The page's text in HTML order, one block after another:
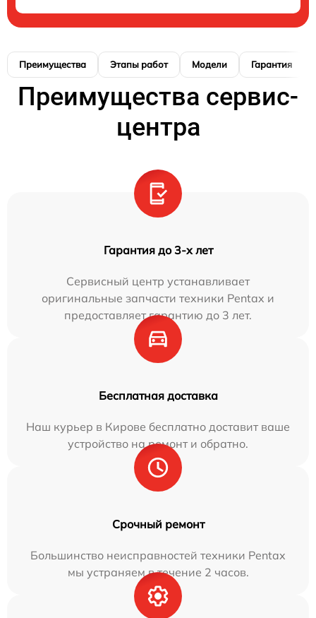
Преимущества Этапы работ Модели Гарантия
Преимущества сервис-
центра
Гарантия до 3-х лет
Сервисный центр устанавливает
оригинальные запчасти техники Pentax и
предоставляет гарантию до 3 лет.
Бесплатная доставка
Наш курьер в Кирове бесплатно доставит ваше
устройство на ремонт и обратно.
Срочный ремонт
Большинство неисправностей техники Pentax
мы устраняем в течение 2 часов.